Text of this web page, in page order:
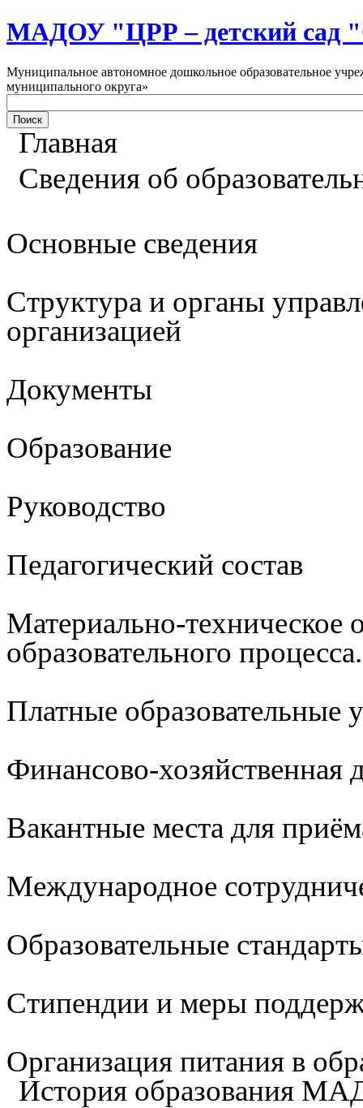
МАДОУ "ЦРР – детский
Муниципальное автономное дошкольное образовательное
муниципального округа»
Главная
Сведения об
Основные сведения
Структура и органы
организацией
Документы
Образование
Руководство
Педагогический состав
Материально-техническое
образовательного
Платные образовательные
Финансово-хозяйственная
Вакантные места для
Международное
Образовательные
Стипендии и меры
Организация питания в
История образования